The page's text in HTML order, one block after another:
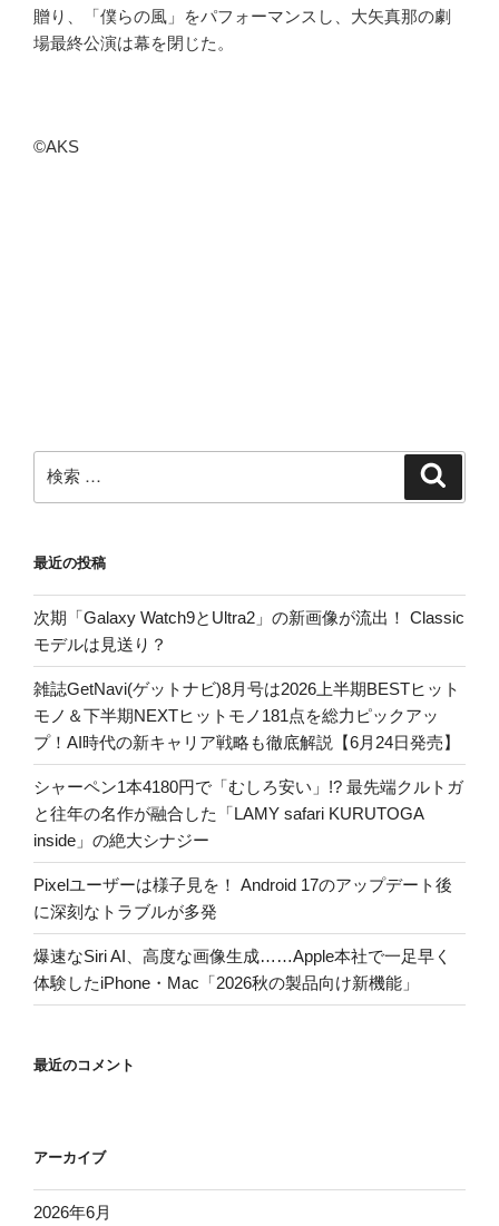
贈り、「僕らの風」をパフォーマンスし、大矢真那の劇
場最終公演は幕を閉じた。
©AKS
検
索:
最近の投稿
次期「Galaxy Watch9とUltra2」の新画像が流出！ Classic
モデルは見送り？
雑誌GetNavi(ゲットナビ)8月号は2026上半期BESTヒット
モノ＆下半期NEXTヒットモノ181点を総力ピックアッ
プ！AI時代の新キャリア戦略も徹底解説【6月24日発売】
シャーペン1本4180円で「むしろ安い」!? 最先端クルトガ
と往年の名作が融合した「LAMY safari KURUTOGA
inside」の絶大シナジー
Pixelユーザーは様子見を！ Android 17のアップデート後
に深刻なトラブルが多発
爆速なSiri AI、高度な画像生成……Apple本社で一足早く
体験したiPhone・Mac「2026秋の製品向け新機能」
最近のコメント
アーカイブ
2026年6月